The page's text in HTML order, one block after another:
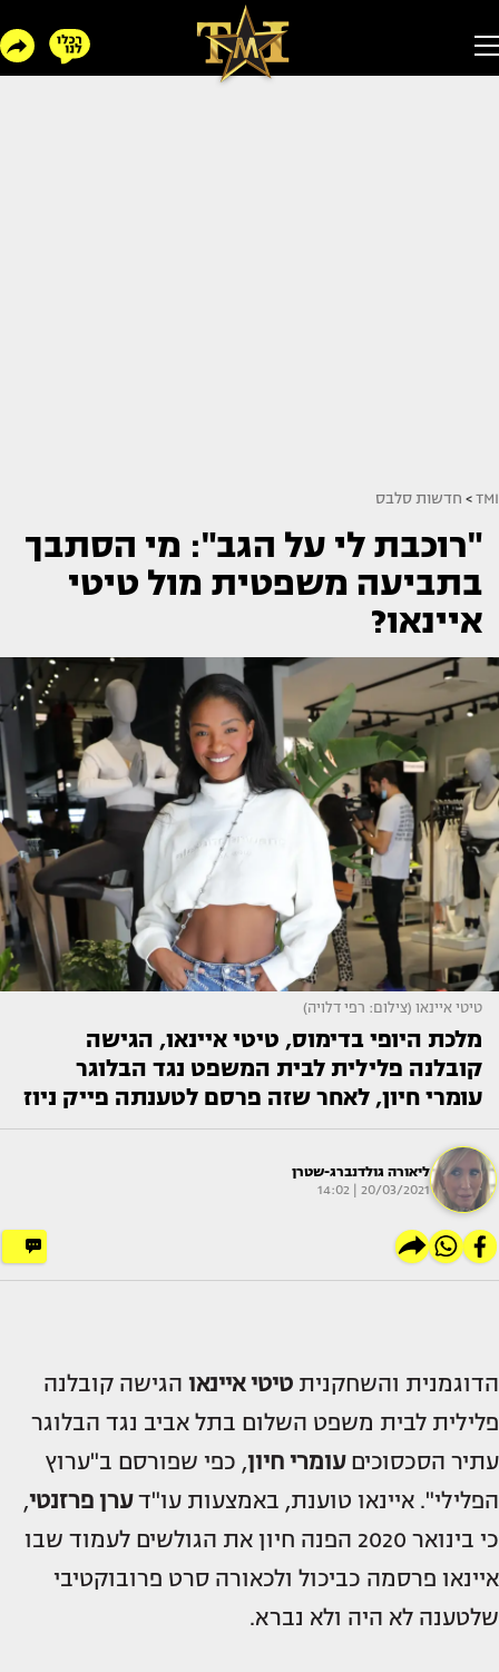
TMI
> חדשות סלבס
"רוכבת לי על הגב": מי הסתבך
בתביעה משפטית מול טיטי
איינאו?
טיטי איינאו (צילום: רפי דלויה)
מלכת היופי בדימוס, טיטי איינאו, הגישה
קובלנה פלילית לבית המשפט נגד הבלוגר
עומרי חיון, לאחר שזה פרסם לטענתה פייק ניוז
ליאורה גולדנברג-שטרן
20/03/2021 | 14:02
הדוגמנית והשחקנית טיטי איינאו הגישה קובלנה
פלילית לבית משפט השלום בתל אביב נגד הבלוגר
עתיר הסכסוכיםעומרי חיון, כפי שפורסם ב"ערוץ
הפלילי". איינאו טוענת, באמצעות עו"דערן פרזנטי,
כי בינואר 2020 הפנה חיון את הגולשים לעמוד שבו
איינאו פרסמה כביכול ולכאורה סרט פרובוקטיבי
שלטענה לא היה ולא נברא.